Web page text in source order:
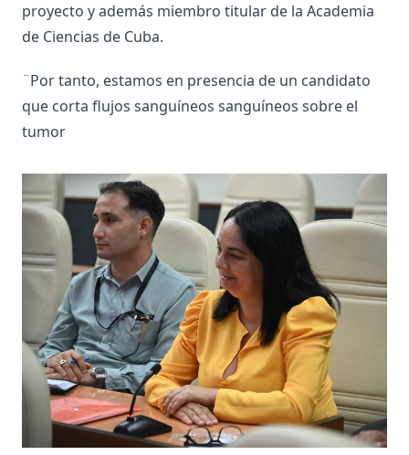
proyecto y además miembro titular de la Academia
de Ciencias de Cuba.
¨Por tanto, estamos en presencia de un candidato
que corta flujos sanguíneos sanguíneos sobre el
tumor